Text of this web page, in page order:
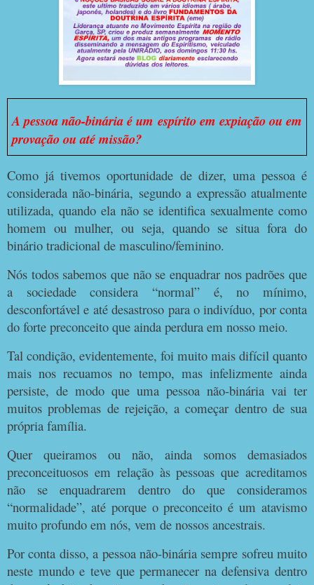
A pessoa não-binária é um espírito em expiação ou em
provação ou até missão?
Como já tivemos oportunidade de dizer, uma pessoa é
considerada não-binária, segundo a expressão atualmente
utilizada, quando ela não se identifica sexualmente como
homem ou mulher, ou seja, quando se situa fora do
binário tradicional de masculino/feminino.
Nós todos sabemos que não se enquadrar nos padrões que
a sociedade considera “normal” é, no mínimo,
desconfortável e até desastroso para o indivíduo, por conta
do forte preconceito que ainda perdura em nosso meio.
Tal condição, evidentemente, foi muito mais difícil quanto
mais nos recuamos no tempo, mas infelizmente ainda
persiste, de modo que uma pessoa não-binária vai ter
muitos problemas de rejeição, a começar dentro de sua
própria família.
Quer queiramos ou não, ainda somos demasiados
preconceituosos em relação às pessoas que acreditamos
não se enquadrarem dentro do que consideramos
“normalidade”, até porque o preconceito é um atavismo
muito profundo em nós, vem de nossos ancestrais.
Por conta disso, a pessoa não-binária sempre sofreu muito
neste mundo e teve que permanecer na defensiva dentro